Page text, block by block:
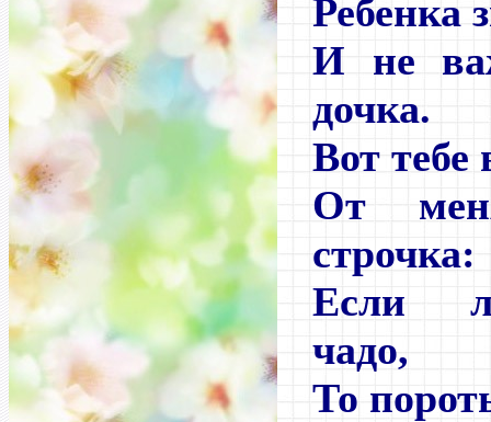
Ребенка
И не
дочка.
Вот тебе
От
строчка:
Если
чадо,
То